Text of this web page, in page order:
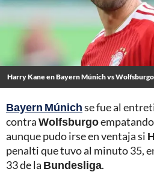
Harry Kane en Bayern Múnich vs
Bayern Múnichse fue al
contraWolfsburgo
aunque pudo irse en ventaja si
penalti que tuvo al minuto 35,
33 de la Bundesliga.